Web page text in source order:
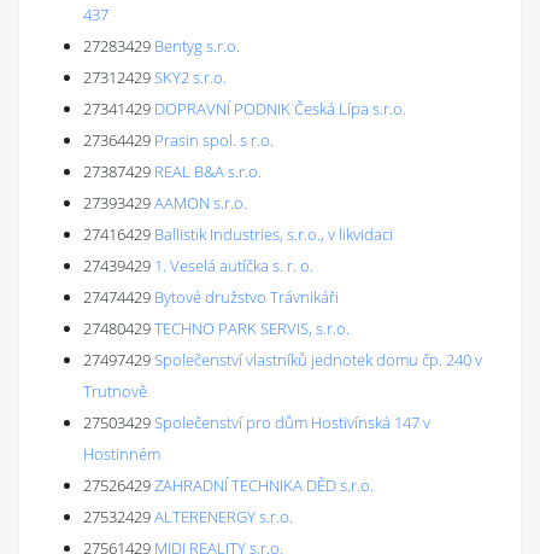
437
27283429 Bentyg s.r.o.
27312429SKY2 s.r.o.
27341429 DOPRAVNÍ PODNIK Česká Lípa s.r.o.
27364429 Prasin spol. s r.o.
27387429 REAL B&A s.r.o.
27393429AAMON s.r.o.
27416429 Ballistik Industries, s.r.o., v likvidaci
27439429 1. Veselá autíčka s. r. o.
27474429 Bytové družstvo Trávnikáři
27480429TECHNO PARK SERVIS, s.r.o.
27497429Společenství vlastníků jednotek domu čp. 240 v
Trutnově
27503429Společenství pro dům Hostivínská 147 v
Hostinném
27526429ZAHRADNÍ TECHNIKA DĚD s.r.o.
27532429ALTERENERGY s.r.o.
27561429 MIDI REALITY s.r.o.